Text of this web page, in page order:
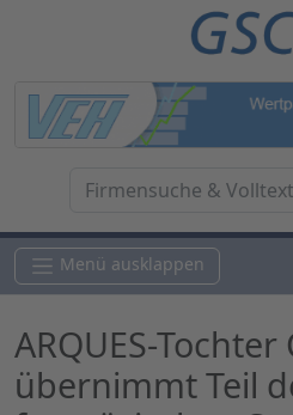
Menü ausklappen
ARQUES-Tochter
übernimmt Teil